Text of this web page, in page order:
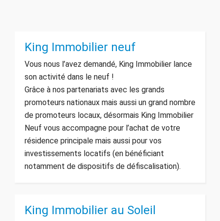
King Immobilier neuf
Vous nous l’avez demandé, King Immobilier lance
son activité dans le neuf !
Grâce à nos partenariats avec les grands
promoteurs nationaux mais aussi un grand nombre
de promoteurs locaux, désormais King Immobilier
Neuf vous accompagne pour l’achat de votre
résidence principale mais aussi pour vos
investissements locatifs (en bénéficiant
notamment de dispositifs de défiscalisation).
King Immobilier au Soleil